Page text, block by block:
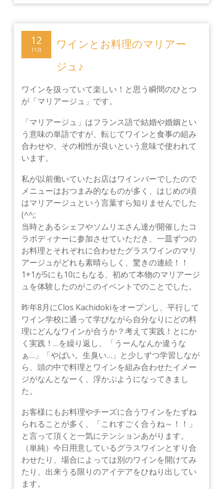
12
11月
ワインとお料理のマリアー
ジュ♪
ワインを扱っていて楽しい！と思う瞬間のひとつ
が「マリアージュ」です。
「マリアージュ」はフランス語で結婚や婚姻とい
う意味の単語ですが、転じてワインと食事の組み
合わせや、その相性が良いという意味で使われて
います。
私が以前働いていたお店はワインバーでしたので
メニューはおつまみ的なものが多く、はじめの頃
はマリアージュという言葉すら知りませんでした
(^^;;
当時とあるシェフやソムリエさん達が開催したコ
ラボディナーに参加させていただき、一皿ずつの
お料理とそれぞれに合わせたグラスワインのマリ
アージュがどれも素晴らしく、驚きの連続！！
1+1が5にも10にもなる、初めて本物のマリアージ
ュを体験したのがこのイベントでのことでした。
昨年8月にClos Kachidokiをオープンし、平行して
ワイン学校に通って学びながら自分なりにどの料
理にどんなワインが合うか？考えて実践！とにか
く実践！…を繰り返し、「うーんなんか違うな
ぁ…」「やばい。生臭い…」と少しずつ学習しなが
ら、頭の中で料理とワインを組み合わせたイメー
ジがなんとなーく、浮かぶようになってきまし
た。
お客様にもお料理やチーズに合うワインをたずね
られることが多く、「これすごく合うね～！！」
と言って頂くと一気にテンションあがります。
（単純）今日用意しているグラスワインとすり合
わせたり、場合によっては別のワインを開けてみ
たり、出来うる限りのアイデアをひねり出してい
ます。